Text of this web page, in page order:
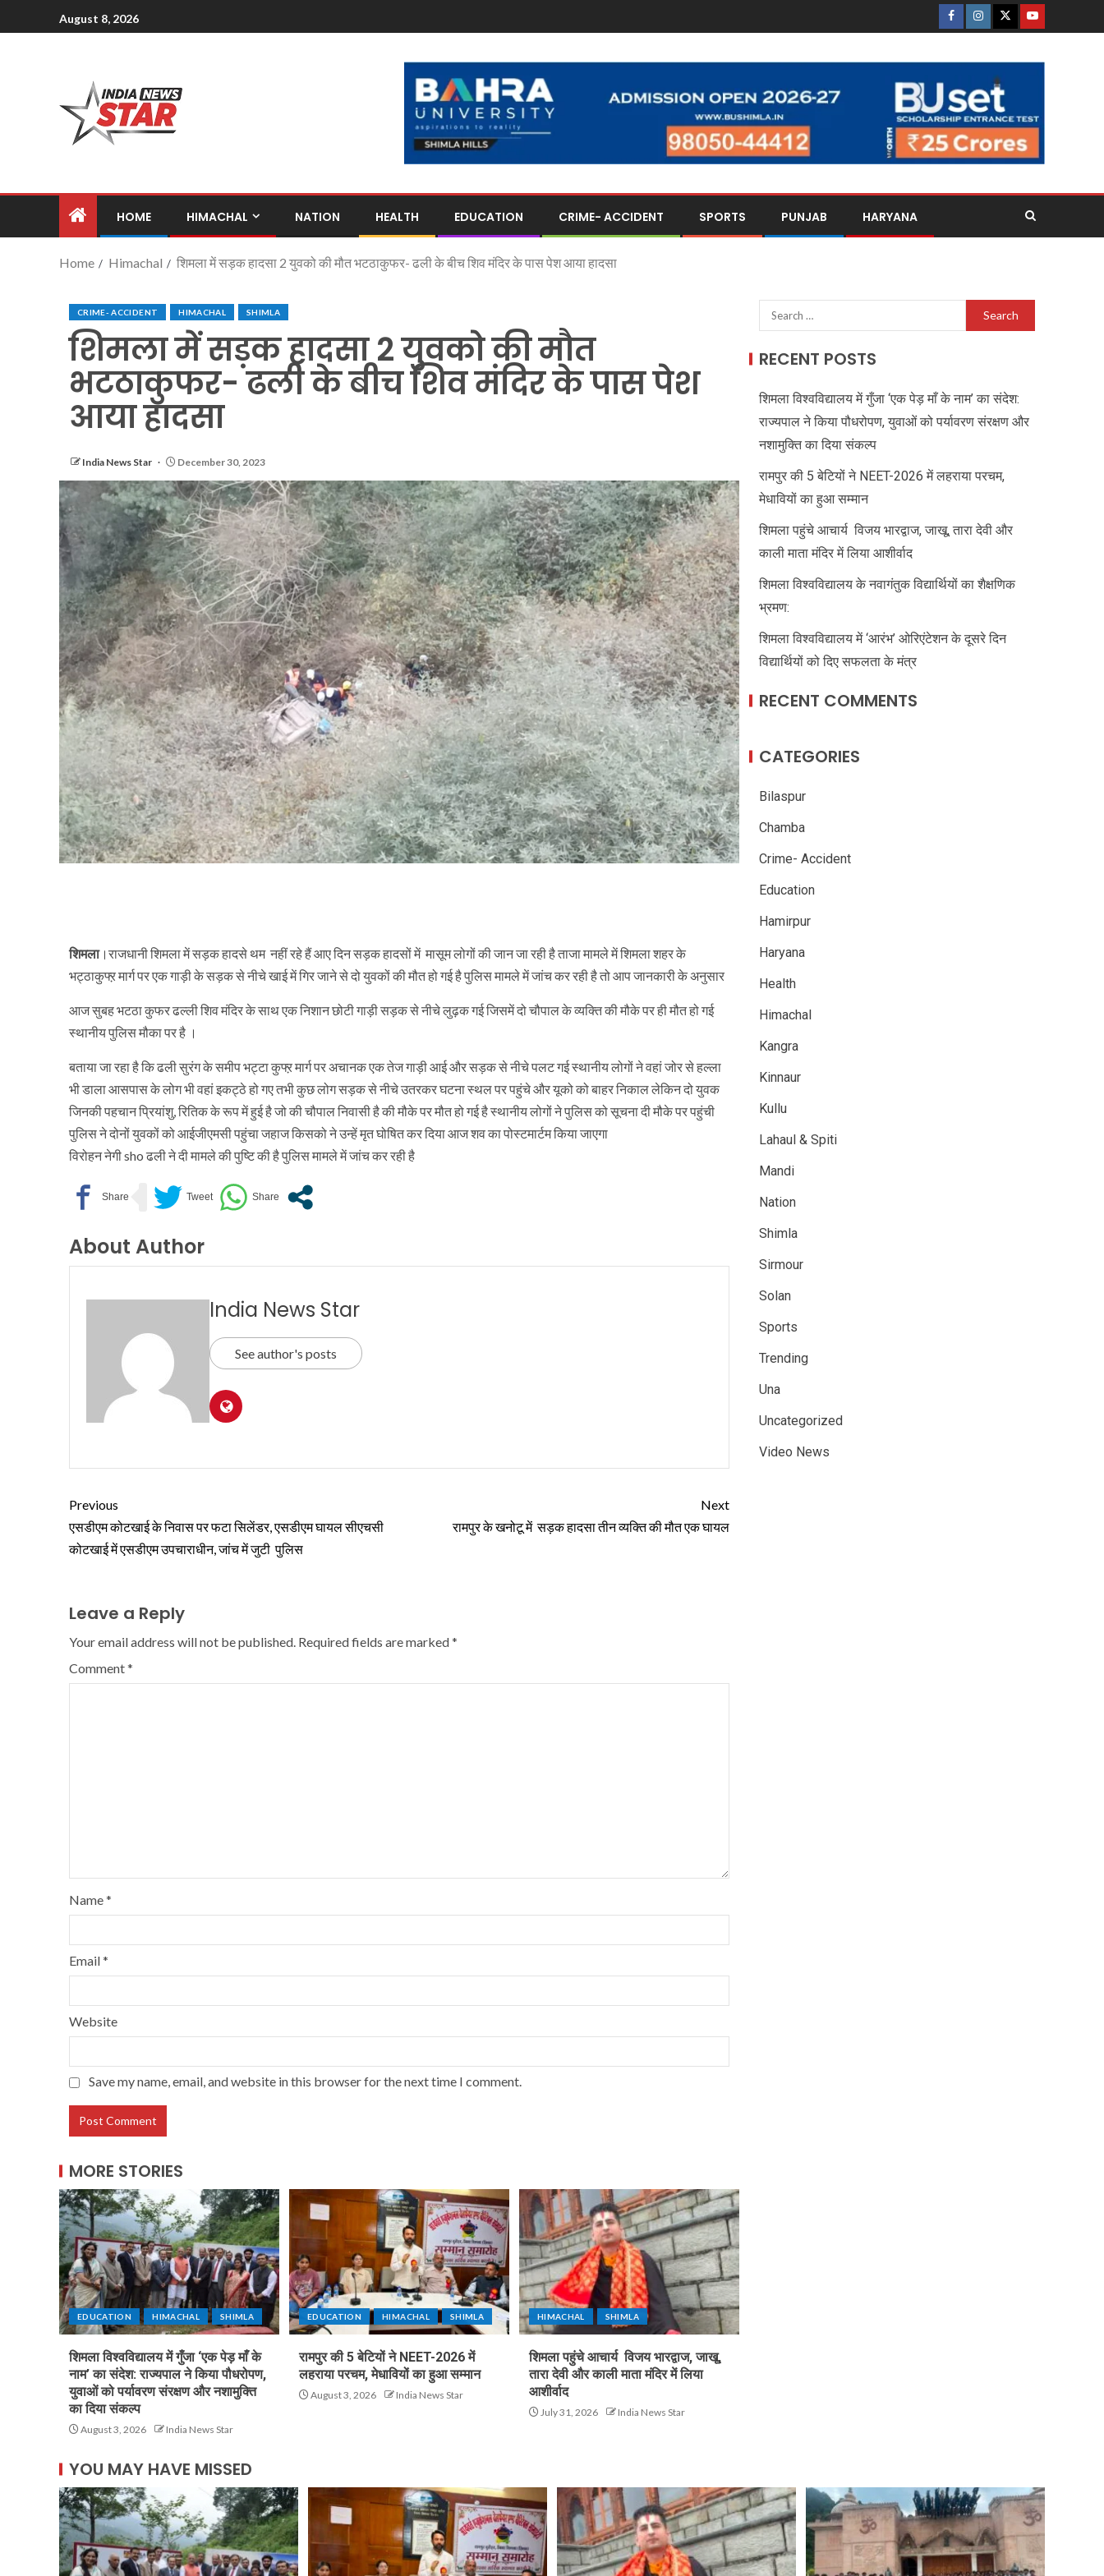
August 8, 2026
HOME HIMACHAL NATION HEALTH EDUCATION CRIME- ACCIDENT SPORTS PUNJAB HARYANA
Home Himachal शिमला में सड़क हादसा 2 युवको की मौत भटठाकुफर- ढली के बीच शिव मंदिर के पास पेश आया हादसा
CRIME- ACCIDENT HIMACHAL SHIMLA
शिमला में सड़क हादसा 2 युवको की मौत
भटठाकुफर- ढली के बीच शिव मंदिर के पास पेश
आया हादसा
India News Star December 30, 2023
शिमला।राजधानी शिमला में सड़क हादसे थम नहीं रहे हैं आए दिन सड़क हादसों में मासूम लोगों की जान जा रही है ताजा मामले में शिमला शहर के
भट्ठाकुफ्ऱ मार्ग पर एक गाड़ी के सड़क से नीचे खाई में गिर जाने से दो युवकों की मौत हो गई है पुलिस मामले में जांच कर रही है तो आप जानकारी के अनुसार
आज सुबह भटठा कुफर ढल्ली शिव मंदिर के साथ एक निशान छोटी गाड़ी सड़क से नीचे लुढ़क गई जिसमें दो चौपाल के व्यक्ति की मौके पर ही मौत हो गई
स्थानीय पुलिस मौका पर है ।
बताया जा रहा है कि ढली सुरंग के समीप भट्टा कुफ्ऱ मार्ग पर अचानक एक तेज गाड़ी आई और सड़क से नीचे पलट गई स्थानीय लोगों ने वहां जोर से हल्ला
भी डाला आसपास के लोग भी वहां इकट्ठे हो गए तभी कुछ लोग सड़क से नीचे उतरकर घटना स्थल पर पहुंचे और यूको को बाहर निकाल लेकिन दो युवक
जिनकी पहचान प्रियांशु, रितिक के रूप में हुई है जो की चौपाल निवासी है की मौके पर मौत हो गई है स्थानीय लोगों ने पुलिस को सूचना दी मौके पर पहुंची
पुलिस ने दोनों युवकों को आईजीएमसी पहुंचा जहाज किसको ने उन्हें मृत घोषित कर दिया आज शव का पोस्टमार्टम किया जाएगा
विरोहन नेगी sho ढली ने दी मामले की पुष्टि की है पुलिस मामले में जांच कर रही है
About Author
India News Star
See author's posts
Previous
एसडीएम कोटखाई के निवास पर फटा सिलेंडर, एसडीएम घायल सीएचसी
कोटखाई में एसडीएम उपचाराधीन, जांच में जुटी पुलिस
Next
रामपुर के खनोटू में सड़क हादसा तीन व्यक्ति की मौत एक घायल
Leave a Reply
Your email address will not be published. Required fields are marked*
Comment*
Name*
Email*
Website
Save my name, email, and website in this browser for the next time I comment.
MORE STORIES
EDUCATION HIMACHAL SHIMLA
शिमला विश्वविद्यालय में गुँजा ‘एक पेड़ माँ के
नाम’ का संदेश: राज्यपाल ने किया पौधरोपण,
युवाओं को पर्यावरण संरक्षण और नशामुक्ति
का दिया संकल्प
August 3, 2026 India News Star
EDUCATION HIMACHAL SHIMLA
रामपुर की 5 बेटियों ने NEET-2026 में
लहराया परचम, मेधावियों का हुआ सम्मान
August 3, 2026 India News Star
HIMACHAL SHIMLA
शिमला पहुंचे आचार्य विजय भारद्वाज, जाखू,
तारा देवी और काली माता मंदिर में लिया
आशीर्वाद
July 31, 2026 India News Star
RECENT POSTS
शिमला विश्वविद्यालय में गुँजा ‘एक पेड़ माँ के नाम’ का संदेश:
राज्यपाल ने किया पौधरोपण, युवाओं को पर्यावरण संरक्षण और
नशामुक्ति का दिया संकल्प
रामपुर की 5 बेटियों ने NEET-2026 में लहराया परचम,
मेधावियों का हुआ सम्मान
शिमला पहुंचे आचार्य विजय भारद्वाज, जाखू, तारा देवी और
काली माता मंदिर में लिया आशीर्वाद
शिमला विश्वविद्यालय के नवागंतुक विद्यार्थियों का शैक्षणिक
भ्रमण:
शिमला विश्वविद्यालय में ‘आरंभ’ ओरिएंटेशन के दूसरे दिन
विद्यार्थियों को दिए सफलता के मंत्र
RECENT COMMENTS
CATEGORIES
Bilaspur
Chamba
Crime- Accident
Education
Hamirpur
Haryana
Health
Himachal
Kangra
Kinnaur
Kullu
Lahaul & Spiti
Mandi
Nation
Shimla
Sirmour
Solan
Sports
Trending
Una
Uncategorized
Video News
YOU MAY HAVE MISSED